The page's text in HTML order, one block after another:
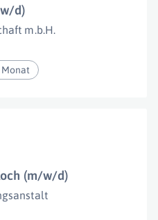
d)
m.b.H.
Monat
(m/w/d)